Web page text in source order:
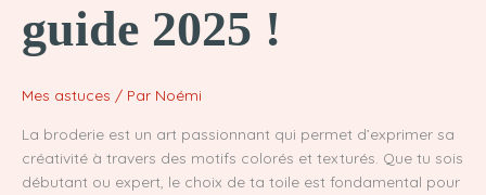
guide 2025 !
Mes astuces / Par Noémi
La broderie est un art passionnant qui permet d’exprimer sa
créativité à travers des motifs colorés et texturés. Que tu sois
débutant ou expert, le choix de ta toile est fondamental pour